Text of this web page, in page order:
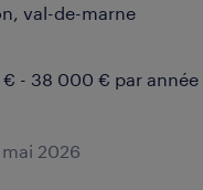
val-de-marne
- 38 000 € par année
2026